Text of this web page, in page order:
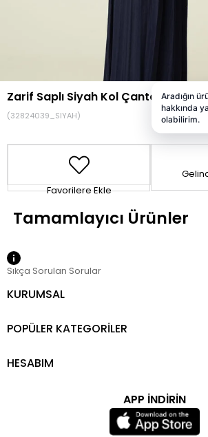
Zarif Saplı Siyah Kol Çantası
(32824039_SIYAH)
Favorilere Ekle
Sıkça Sorulan Sorular
KURUMSAL
POPÜLER KATEGORİLER
HESABIM
APP İNDİRİN